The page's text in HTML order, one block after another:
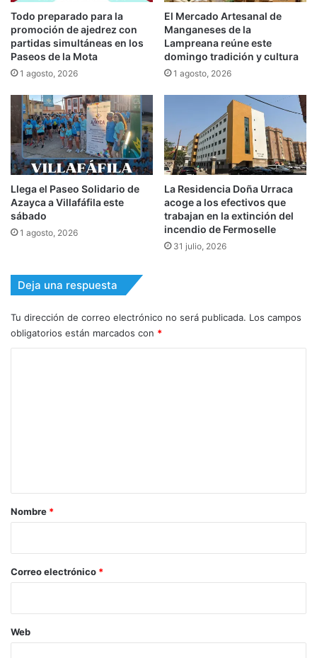
Todo preparado para la
promoción de ajedrez con
partidas simultáneas en los
Paseos de la Mota
1 agosto, 2026
El Mercado Artesanal de
Manganeses de la
Lampreana reúne este
domingo tradición y cultura
1 agosto, 2026
Llega el Paseo Solidario de
Azayca a Villafáfila este
sábado
1 agosto, 2026
La Residencia Doña Urraca
acoge a los efectivos que
trabajan en la extinción del
incendio de Fermoselle
31 julio, 2026
Deja una respuesta
Tu dirección de correo electrónico no será publicada. Los campos
obligatorios están marcados con *
r
*
Nombre *
Correo electrónico *
Web